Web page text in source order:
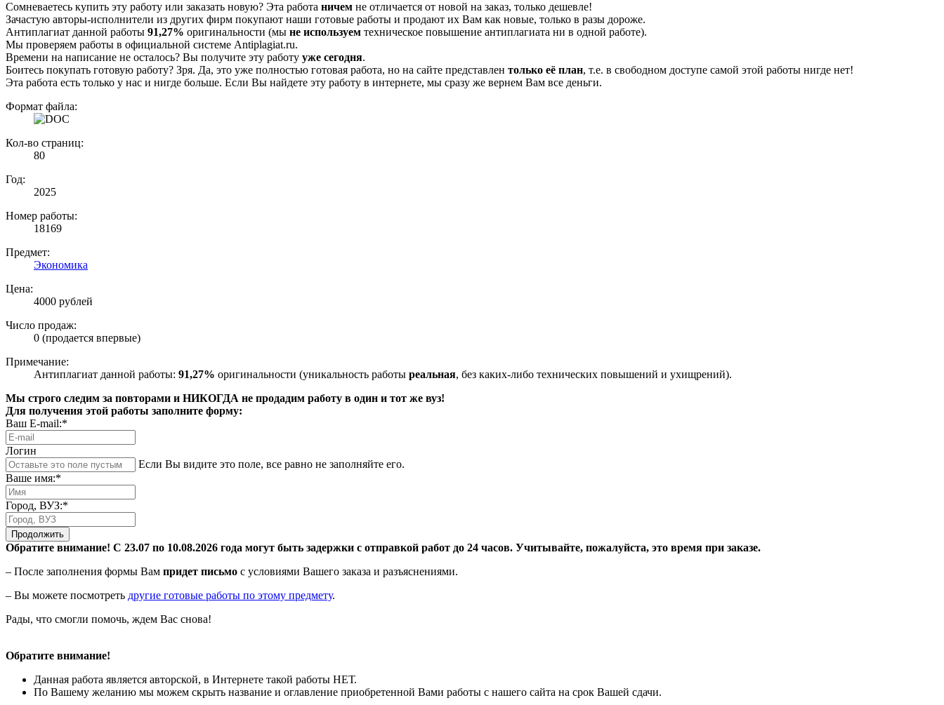
Сомневаетесь купить эту работу или заказать новую? Эта работа ничем не отличается от новой на заказ, только дешевле!
Зачастую авторы-исполнители из других фирм покупают наши готовые работы и продают их Вам как новые, только в разы дороже.
Антиплагиат данной работы 91,27% оригинальности (мы не используем техническое повышение антиплагиата ни в одной работе).
Мы проверяем работы в официальной системе Аntiplagiat.ru.
Времени на написание не осталось? Вы получите эту работу уже сегодня.
Боитесь покупать готовую работу? Зря. Да, это уже полностью готовая работа, но на сайте представлен только её план, т.е. в свободном доступе самой этой работы нигде нет!
Эта работа есть только у нас и нигде больше. Если Вы найдете эту работу в интернете, мы сразу же вернем Вам все деньги.
Формат файла:
Кол-во страниц:
80
Год:
2025
Номер работы:
18169
Предмет:
Экономика
Цена:
4000 рублей
Число продаж:
0 (продается впервые)
Примечание:
Антиплагиат данной работы: 91,27% оригинальности (уникальность работы реальная, без каких-либо технических повышений и ухищрений).
Мы строго следим за повторами и НИКОГДА не продадим работу в один и тот же вуз!
Для получения этой работы заполните форму:
Ваш E-mail:*
Логин
Если Вы видите это поле, все равно не заполняйте его.
Ваше имя:*
Город, ВУЗ:*
Продолжить
Обратите внимание! С 23.07 по 10.08.2026 года могут быть задержки с отправкой работ до 24 часов. Учитывайте, пожалуйста, это время при заказе.
– После заполнения формы Вам придет письмо с условиями Вашего заказа и разъяснениями.
– Вы можете посмотреть другие готовые работы по этому предмету.
Рады, что смогли помочь, ждем Вас снова!
Обратите внимание!
Данная работа является авторской, в Интернете такой работы НЕТ.
По Вашему желанию мы можем скрыть название и оглавление приобретенной Вами работы с нашего сайта на срок Вашей сдачи.